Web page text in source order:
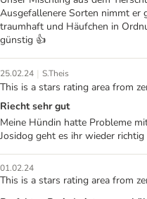
Ausgefallenere Sorten nimmt er
traumhaft und Häufchen in
günstig 👍
25.02.24 | S.Theis
This is a stars rating area from
Riecht sehr gut
Meine Hündin hatte Probleme
Josidog geht es ihr wieder
01.02.24
This is a stars rating area from